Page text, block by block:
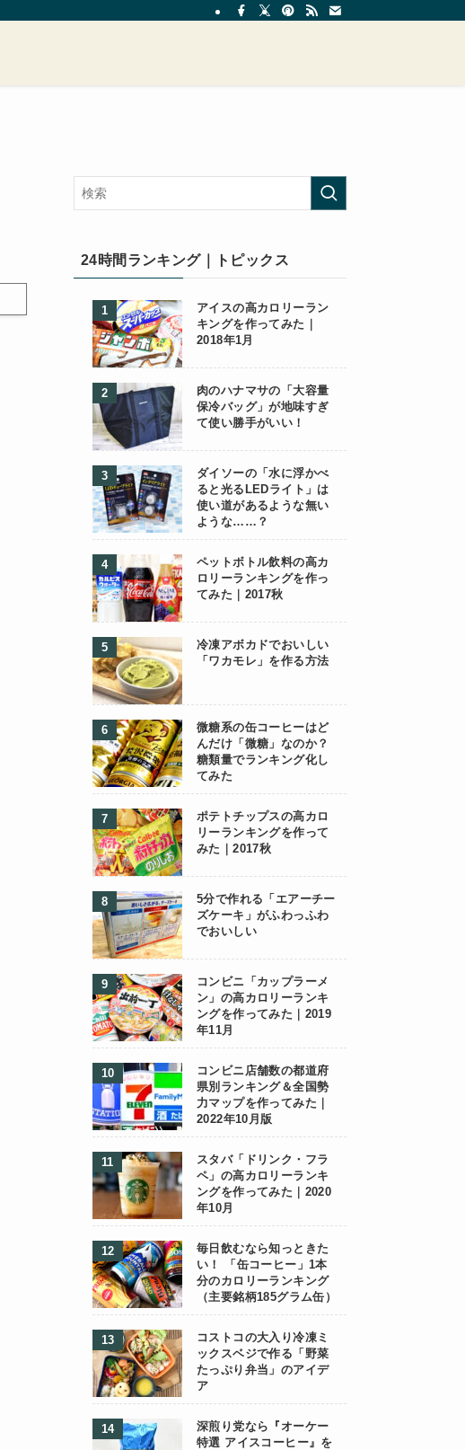
24時間ランキング｜トピックス
アイスの高カロリーラン
キングを作ってみた｜
2018年1月
肉のハナマサの「大容量
保冷バッグ」が地味すぎ
て使い勝手がいい！
ダイソーの「水に浮かべ
ると光るLEDライト」は
使い道があるような無い
ような……？
ペットボトル飲料の高カ
ロリーランキングを作っ
てみた｜2017秋
冷凍アボカドでおいしい
「ワカモレ」を作る方法
微糖系の缶コーヒーはど
んだけ「微糖」なのか？
糖類量でランキング化し
てみた
ポテトチップスの高カロ
リーランキングを作って
みた｜2017秋
5分で作れる「エアーチー
ズケーキ」がふわっふわ
でおいしい
コンビニ「カップラーメ
ン」の高カロリーランキ
ングを作ってみた｜2019
年11月
コンビニ店舗数の都道府
県別ランキング＆全国勢
力マップを作ってみた｜
2022年10月版
スタバ「ドリンク・フラ
ペ」の高カロリーランキ
ングを作ってみた｜2020
年10月
毎日飲むなら知っときた
い！ 「缶コーヒー」1本
分のカロリーランキング
（主要銘柄185グラム缶）
コストコの大入り冷凍ミ
ックスベジで作る「野菜
たっぷり弁当」のアイデ
ア
深煎り党なら『オーケー
特選 アイスコーヒー』を